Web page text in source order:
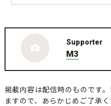
Supporter
M3
掲載内容は配信時のものです
ますので、あらかじめご了承く